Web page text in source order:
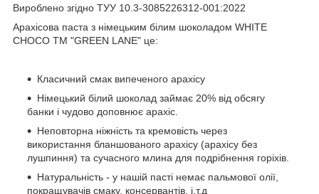
Вироблено згідно ТУУ 10.3-3085226312-001:2022
Арахісова паста з німецьким білим шоколадом WHITE
CHOCO ТМ "GREEN LANE" це:
Класичний смак випеченого арахісу
Німецький білий шоколад займає 20% від обсягу
банки і чудово доповнює арахіс.
Неповторна ніжність та кремовість через
використання бланшованого арахісу (арахісу без
лушпиння) та сучасного млина для подрібнення горіхів.
Натуральність - у нашій пасті немає пальмової олії,
покращувачів смаку, консервантів, і.т.д